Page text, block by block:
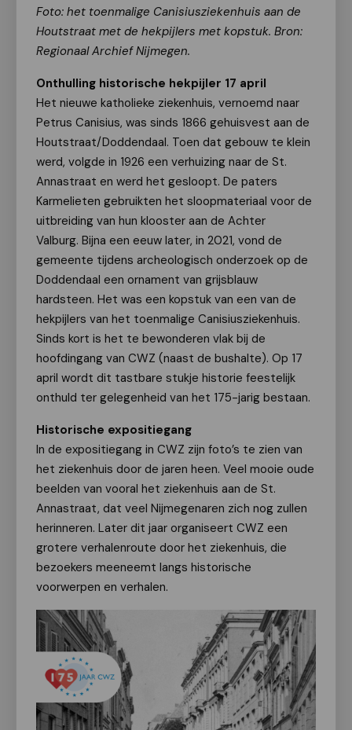
Foto: het toenmalige Canisiusziekenhuis aan de
Houtstraat met de hekpijlers met kopstuk. Bron:
Regionaal Archief Nijmegen.
Onthulling historische hekpijler 17 april
Het nieuwe katholieke ziekenhuis, vernoemd naar
Petrus Canisius, was sinds 1866 gehuisvest aan de
Houtstraat/Doddendaal. Toen dat gebouw te klein
werd, volgde in 1926 een verhuizing naar de St.
Annastraat en werd het gesloopt. De paters
Karmelieten gebruikten het sloopmateriaal voor de
uitbreiding van hun klooster aan de Achter
Valburg. Bijna een eeuw later, in 2021, vond de
gemeente tijdens archeologisch onderzoek op de
Doddendaal een ornament van grijsblauw
hardsteen. Het was een kopstuk van een van de
hekpijlers van het toenmalige Canisiusziekenhuis.
Sinds kort is het te bewonderen vlak bij de
hoofdingang van CWZ (naast de bushalte). Op 17
april wordt dit tastbare stukje historie feestelijk
onthuld ter gelegenheid van het 175-jarig bestaan.
Historische expositiegang
In de expositiegang in CWZ zijn foto’s te zien van
het ziekenhuis door de jaren heen. Veel mooie oude
beelden van vooral het ziekenhuis aan de St.
Annastraat, dat veel Nijmegenaren zich nog zullen
herinneren. Later dit jaar organiseert CWZ een
grotere verhalenroute door het ziekenhuis, die
bezoekers meeneemt langs historische
voorwerpen en verhalen.